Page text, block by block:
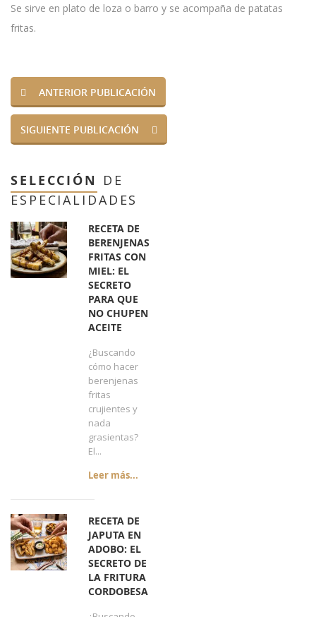
Se sirve en plato de loza o barro y se acompaña de patatas
fritas.
ANTERIOR PUBLICACIÓN
SIGUIENTE PUBLICACIÓN
SELECCIÓN
DE
ESPECIALIDADES
RECETA DE
BERENJENAS
FRITAS CON
MIEL: EL
SECRETO
PARA QUE
NO CHUPEN
ACEITE
¿Buscando
cómo hacer
berenjenas
fritas
crujientes y
nada
grasientas?
El...
Leer más...
RECETA DE
JAPUTA EN
ADOBO: EL
SECRETO DE
LA FRITURA
CORDOBESA